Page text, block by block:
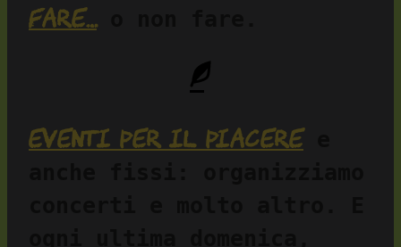
fare… o non fare.
Eventi per il piacere e